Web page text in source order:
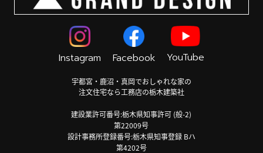
Instagram Facebook YouTube
宇都宮・鹿沼・真岡でおしゃれな家の
注文住宅なら工務店の栃木建築社
建設業許可番号:栃木県知事許可 (般-2)
第22009号
設計事務所登録番号:栃木県知事登録 Bハ
第4202号